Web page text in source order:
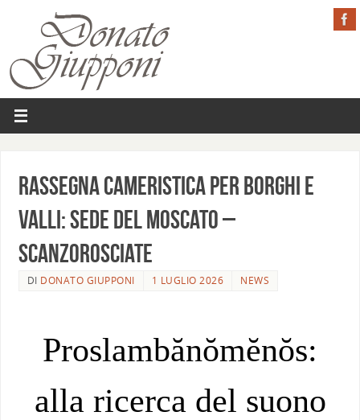
Rassegna Cameristica per Borghi e
Valli: Sede del Moscato –
SCANZOROSCIATE
DI DONATO GIUPPONI 1 LUGLIO 2026 NEWS
Proslambănŏmĕnŏs:
alla ricerca del suono